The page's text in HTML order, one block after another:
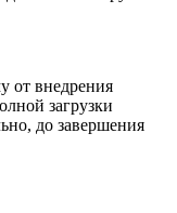
от внедрения
загрузки
до завершения